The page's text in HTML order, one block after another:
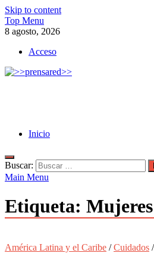
Skip to content
Top Menu
8 agosto, 2026
Acceso
Inicio
Buscar:
Main Menu
Etiqueta:
América Latina y el Caribe /Cuidados /